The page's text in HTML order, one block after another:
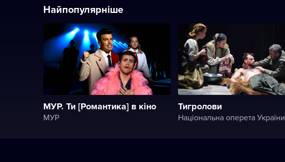
Найпопулярніше
МУР. Ти [Романтика] в кіно
МУР
Тигролови
Національна оперета України